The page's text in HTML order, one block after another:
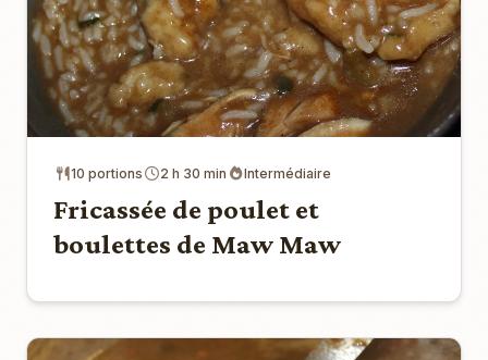
10 portions 2 h 30 min Intermédiaire
Fricassée de poulet et
boulettes de Maw Maw